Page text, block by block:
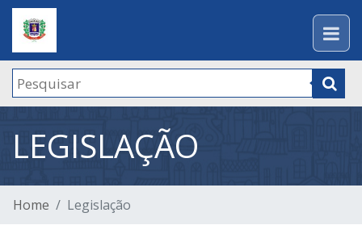
LEGISLAÇÃO
Home Legislação